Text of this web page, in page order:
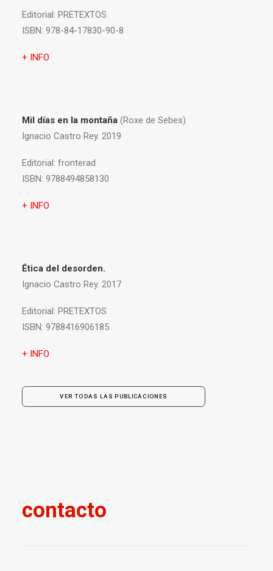
Editorial: PRETEXTOS
ISBN: 978-84-17830-90-8
+ INFO
Mil días en la montaña (Roxe de Sebes)
Ignacio Castro Rey. 2019
Editorial: fronterad
ISBN: 9788494858130
+ INFO
Ética del desorden.
Ignacio Castro Rey. 2017
Editorial: PRETEXTOS
ISBN: 9788416906185
+ INFO
VER TODAS LAS PUBLICACIONES
contacto